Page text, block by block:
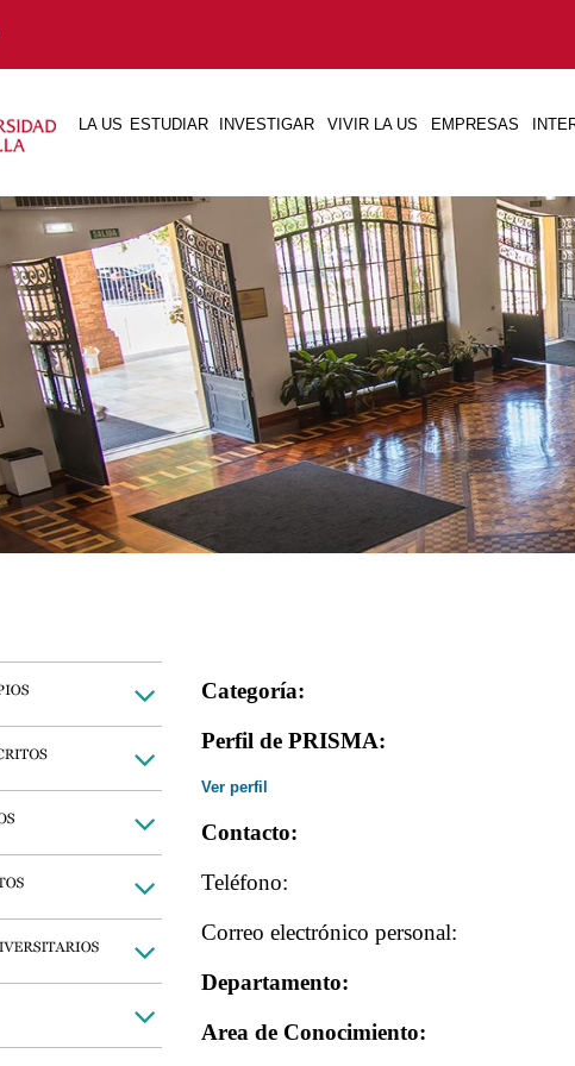
LA US ESTUDIAR INVESTIGAR VIVIR LA US EMPRESAS
Categoría:
Perfil de PRISMA:
Ver perfil
Contacto:
Teléfono:
Correo electrónico personal:
Departamento:
Area de Conocimiento: